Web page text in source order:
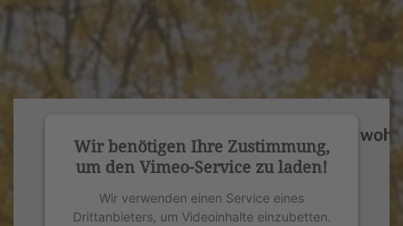
Wir benötigen Ihre Zustimmung,
um den Vimeo-Service zu laden!
Wir verwenden einen Service eines
Drittanbieters, um Videoinhalte einzubetten.